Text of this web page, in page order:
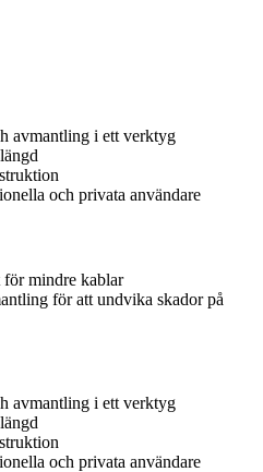
avmantling i ett verktyg
och privata användare
för mindre kablar
för att undvika skador på
avmantling i ett verktyg
och privata användare